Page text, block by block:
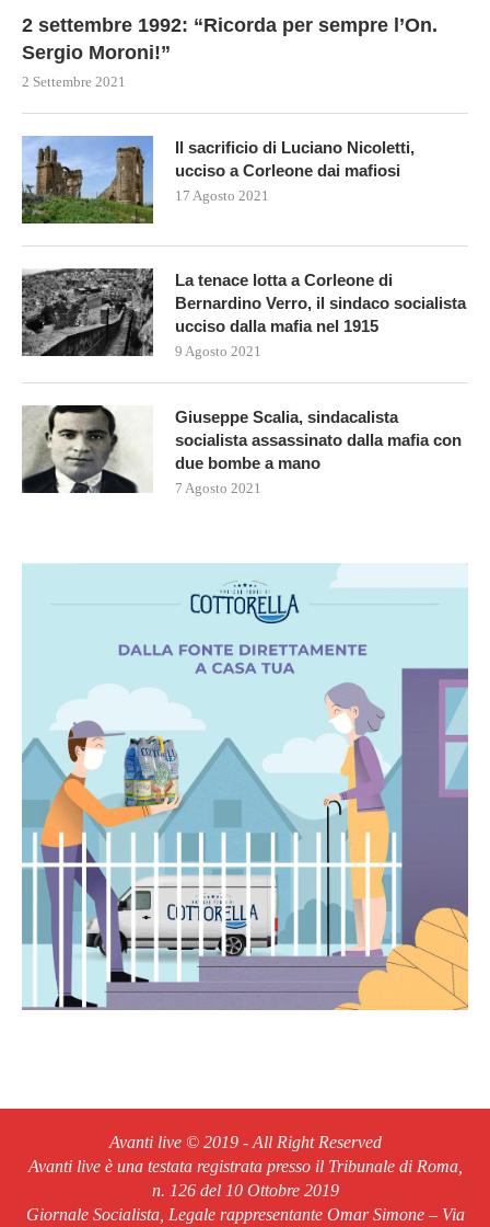
2 settembre 1992: “Ricorda per sempre l’On.
Sergio Moroni!”
2 Settembre 2021
Il sacrificio di Luciano Nicoletti,
ucciso a Corleone dai mafiosi
17 Agosto 2021
La tenace lotta a Corleone di
Bernardino Verro, il sindaco socialista
ucciso dalla mafia nel 1915
9 Agosto 2021
Giuseppe Scalia, sindacalista
socialista assassinato dalla mafia con
due bombe a mano
7 Agosto 2021
Avanti live © 2019 - All Right Reserved
Avanti live è una testata registrata presso il Tribunale di Roma,
n. 126 del 10 Ottobre 2019
Giornale Socialista, Legale rappresentante Omar Simone – Via